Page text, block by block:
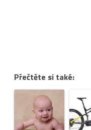
Přečtěte si také: